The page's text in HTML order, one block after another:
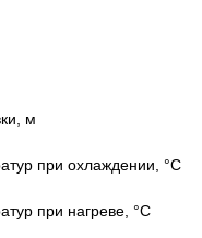
м
при охлаждении, °C
при нагреве, °C